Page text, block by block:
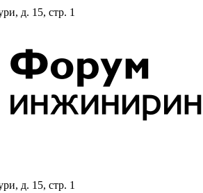
д. 15, стр. 1
д. 15, стр. 1